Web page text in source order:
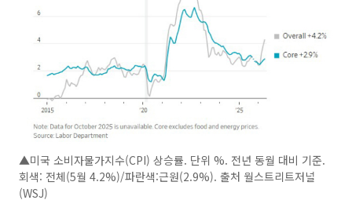
▲미국 소비자물가지수(CPI) 상승률. 단위 %. 전년 동월 대비 기준.
회색: 전체(5월 4.2%)/파란색:근원(2.9%). 출처 월스트리트저널
(WSJ)